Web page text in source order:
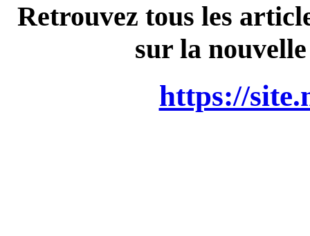
Retrouvez tous les
sur la
https://